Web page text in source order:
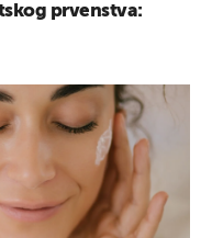
prvenstva: